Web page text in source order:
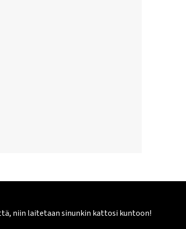
niin laitetaan sinunkin kattosi kuntoon!